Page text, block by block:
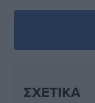
ΣΧΕΤΙΚΆ